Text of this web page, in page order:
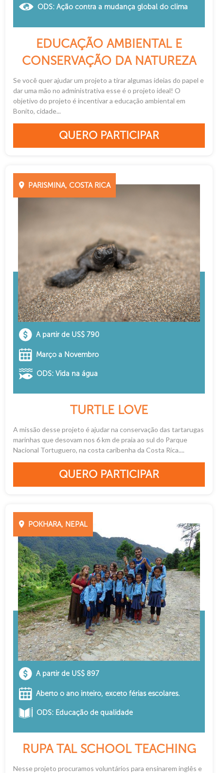
ODS: Ação contra a mudança global do clima
EDUCAÇÃO AMBIENTAL E
CONSERVAÇÃO DA NATUREZA
Se você quer ajudar um projeto a tirar algumas ideias do papel e
dar uma mão no administrativa esse é o projeto ideal! O
objetivo do projeto é incentivar a educação ambiental em
Bonito, cidade...
QUERO PARTICIPAR
PARISMINA, COSTA RICA
A partir de US$ 790
Março a Novembro
ODS: Vida na água
TURTLE LOVE
A missão desse projeto é ajudar na conservação das tartarugas
marinhas que desovam nos 6 km de praia ao sul do Parque
Nacional Tortuguero, na costa caribenha da Costa Rica....
QUERO PARTICIPAR
POKHARA, NEPAL
A partir de US$ 897
Aberto o ano inteiro, exceto férias escolares.
ODS: Educação de qualidade
RUPA TAL SCHOOL TEACHING
Nesse projeto procuramos voluntários para ensinarem inglês e